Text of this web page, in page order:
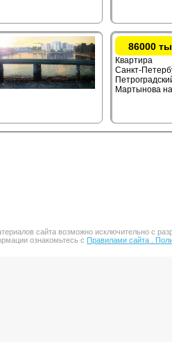
86000
Квартира
Санкт-
Мартынова
сайта возможно исключительно с
ознакомьтесь с Правилами сайта .